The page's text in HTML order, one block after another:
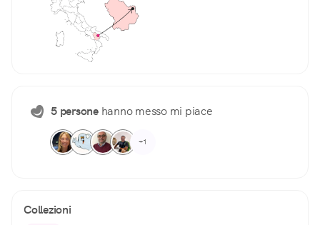
5 personehanno messo mi piace
+1
Collezioni